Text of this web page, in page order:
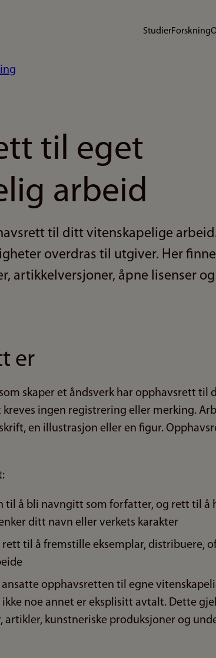
StudierForskning
til eget
arbeid
til ditt vitenskapelige
overdras til utgiver. Her
artikkelversjoner, åpne lisenser
er
skaper et åndsverk har opphavsrett til
ingen registrering eller merking.
en illustrasjon eller en figur.
til å bli navngitt som forfatter, og rett til å
ditt navn eller verkets karakter
rett til å fremstille eksemplar, distribuere,
ansatte opphavsretten til egne
ikke noe annet er eksplisitt avtalt. Dette
artikler, kunstneriske produksjoner og